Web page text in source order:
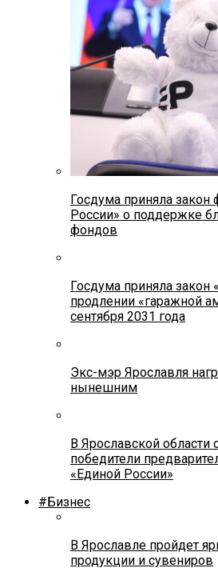
Госдума приняла
России» о поддержке
фондов
Госдума приняла закон
продлении «гаражной
сентября 2031 года
Экс-мэр Ярославля
нынешним
В Ярославской
победители
«Единой России»
#Бизнес
В Ярославле пройдет
продукции и сувениров